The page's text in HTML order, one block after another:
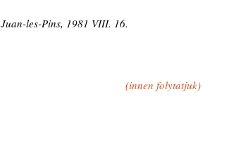
Juan-les-Pins, 1981 VIII. 16.
(innen folytatjuk)